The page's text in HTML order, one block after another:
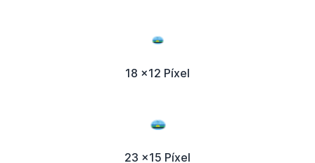
18 x12 Píxel
23 x15 Píxel